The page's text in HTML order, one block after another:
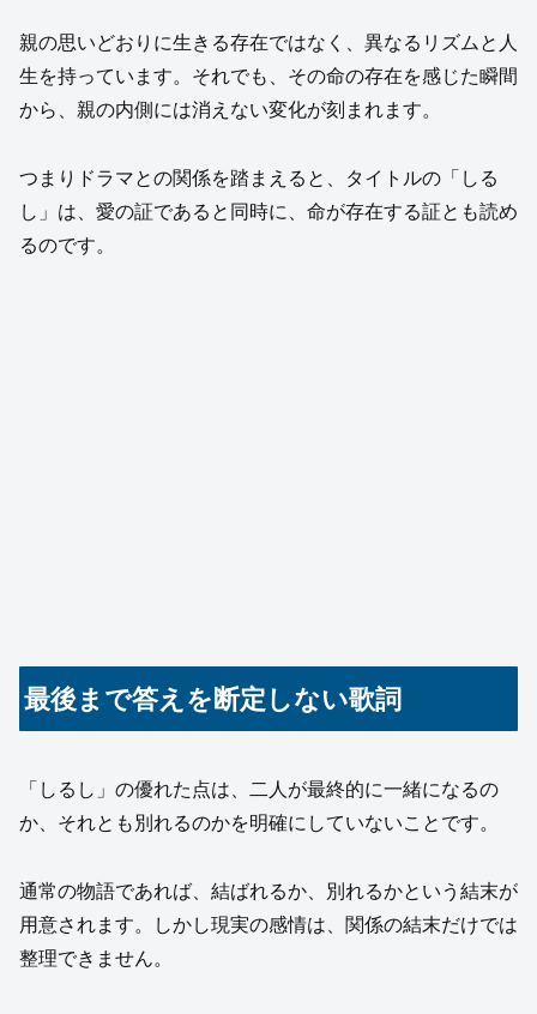
親の思いどおりに生きる存在ではなく、異なるリズムと人
生を持っています。それでも、その命の存在を感じた瞬間
から、親の内側には消えない変化が刻まれます。
つまりドラマとの関係を踏まえると、タイトルの「しる
し」は、愛の証であると同時に、命が存在する証とも読め
るのです。
最後まで答えを断定しない歌詞
「しるし」の優れた点は、二人が最終的に一緒になるの
か、それとも別れるのかを明確にしていないことです。
通常の物語であれば、結ばれるか、別れるかという結末が
用意されます。しかし現実の感情は、関係の結末だけでは
整理できません。